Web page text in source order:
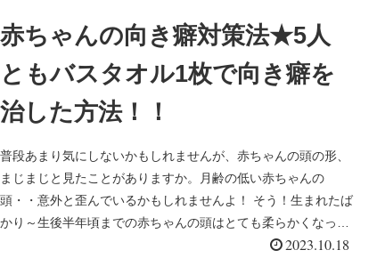
赤ちゃんの向き癖対策法★5人
ともバスタオル1枚で向き癖を
治した方法！！
普段あまり気にしないかもしれませんが、赤ちゃんの頭の形、
まじまじと見たことがありますか。月齢の低い赤ちゃんの
頭・・意外と歪んでいるかもしれませんよ！ そう！生まれたば
かり～生後半年頃までの赤ちゃんの頭はとても柔らかくなって
2023.10.18